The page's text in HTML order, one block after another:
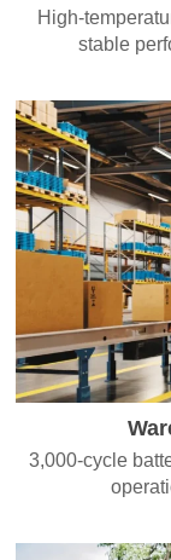
High-
stable
3,000-cycle